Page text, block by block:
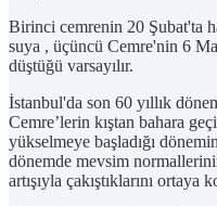
Birinci cemrenin 20 Şubat'ta
suya , üçüncü Cemre'nin 6
düştüğü varsayılır.
İstanbul'da son 60 yıllık
Cemre’lerin kıştan bahara
yükselmeye başladığı
dönemde mevsim
artışıyla çakıştıklarını ortaya